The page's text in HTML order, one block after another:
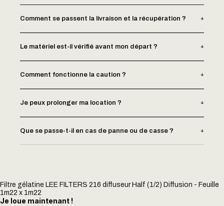
Comment se passent la livraison et la récupération ? +
Le matériel est-il vérifié avant mon départ ? +
Comment fonctionne la caution ? +
Je peux prolonger ma location ? +
Que se passe-t-il en cas de panne ou de casse ? +
Filtre gélatine LEE FILTERS 216 diffuseur Half (1/2) Diffusion - Feuille
1m22 x 1m22
Je loue maintenant !